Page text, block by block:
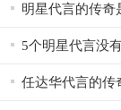
明星代言的传奇
5个明星代言没
任达华代言的传